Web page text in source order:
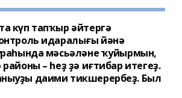
күп тапҡыр әйтергә
идаралығы йәнә
мәсьәләне ҡуйырмын,
– һеҙ ҙә иғтибар итегеҙ.
даими тикшерербеҙ. Был